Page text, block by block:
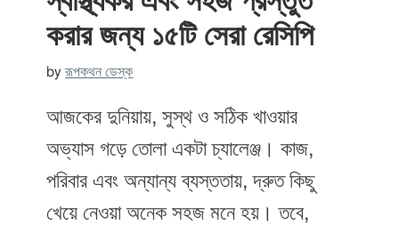
করার জন্য ১৫টি সেরা রেসিপি
byরূপকথন ডেস্ক
আজকের দুনিয়ায়, সুস্থ ও সঠিক খাওয়ার
অভ্যাস গড়ে তোলা একটা চ্যালেঞ্জ। কাজ,
পরিবার এবং অন্যান্য ব্যস্ততায়, দ্রুত কিছু
খেয়ে নেওয়া অনেক সহজ মনে হয়। তবে,